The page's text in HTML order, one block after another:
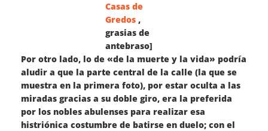
Casas de
Gredos ,
grasias de
antebraso]
Por otro lado, lo de «de la muerte y la vida» podría
aludir a que la parte central de la calle (la que se
muestra en la primera foto), por estar oculta a las
miradas gracias a su doble giro, era la preferida
por los nobles abulenses para realizar esa
histriónica costumbre de batirse en duelo; con el